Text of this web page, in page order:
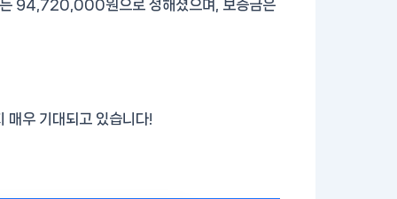
94,720,000원으로 정해졌으며, 보증금은
매우 기대되고 있습니다!